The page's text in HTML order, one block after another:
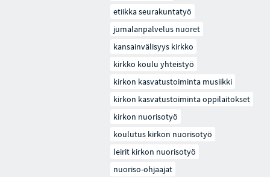
etiikka seurakuntatyö
jumalanpalvelus nuoret
kansainvälisyys kirkko
kirkko koulu yhteistyö
kirkon kasvatustoiminta musiikki
kirkon kasvatustoiminta oppilaitokset
kirkon nuorisotyö
koulutus kirkon nuorisotyö
leirit kirkon nuorisotyö
nuoriso-ohjaajat